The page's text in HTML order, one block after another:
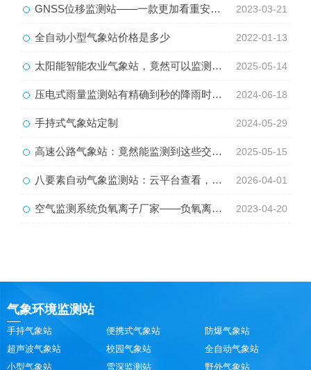
GNSS位移监测站——一款更加看重安全的GNSS位移监测系统2023动态已更新 2023-03-21
全自动小型气象站价格是多少 2022-01-13
太阳能智能农业气象站，竟然可以监测这么多农业气象参数！ 2025-05-14
压电式雨量监测站有精确到秒的降雨时长监测 2024-06-18
手持式气象站定制 2024-05-29
高速公路气象站：竟然能监测到这些交通沿线的气象信息！ 2025-05-15
八要素自动气象监测站：云平台查看，气象数据随时掌握 2026-04-01
空气监测系统负氧离子厂家——负氧离子大气监测系统 2023-04-20
气象环境监测站
手持气象站 便携式气象站
防爆气象站
超声波气象站
校园气象站
全自动气象站
小型气象站
雪深监测站
野外气象站